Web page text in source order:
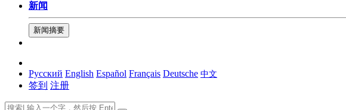
新闻
新闻摘要
Русский English Español Français Deutsche 中文
签到 注册